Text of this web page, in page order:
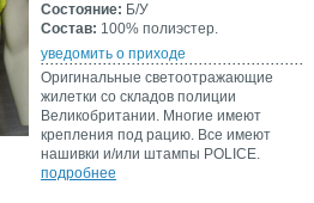
Состояние: Б/У
Состав: 100% полиэстер.
уведомить о приходе
Оригинальные светоотражающие
жилетки со складов полиции
Великобритании. Многие имеют
крепления под рацию. Все имеют
нашивки и/или штампы POLICE.
подробнее